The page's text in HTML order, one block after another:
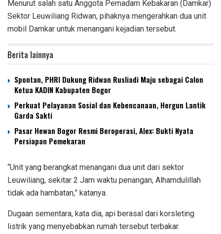
Menurut salah satu Anggota Pemadam Kebakaran (Damkar)
Sektor Leuwiliang Ridwan, pihaknya mengerahkan dua unit
mobil Damkar untuk menangani kejadian tersebut.
Berita lainnya
Spontan, PHRI Dukung Ridwan Rusliadi Maju sebagai Calon
Ketua KADIN Kabupaten Bogor
Perkuat Pelayanan Sosial dan Kebencanaan, Hergun Lantik
Garda Sakti
Pasar Hewan Bogor Resmi Beroperasi, Alex: Bukti Nyata
Persiapan Pemekaran
“Unit yang berangkat menangani dua unit dari sektor
Leuwiliang, sekitar 2 Jam waktu penangan, Alhamdulillah
tidak ada hambatan,” katanya.
Dugaan sementara, kata dia, api berasal dari korsleting
listrik yang menyebabkan rumah tersebut terbakar.